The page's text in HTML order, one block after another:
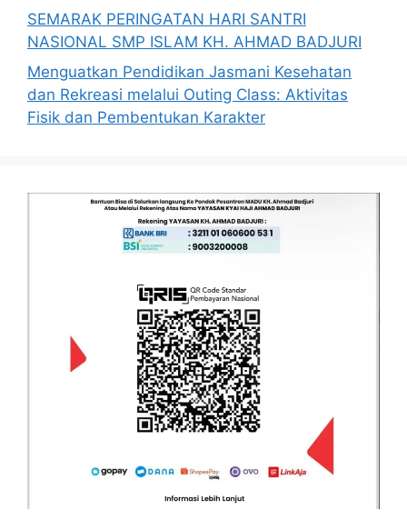
SEMARAK PERINGATAN HARI SANTRI
NASIONAL SMP ISLAM KH. AHMAD BADJURI
Menguatkan Pendidikan Jasmani Kesehatan
dan Rekreasi melalui Outing Class: Aktivitas
Fisik dan Pembentukan Karakter